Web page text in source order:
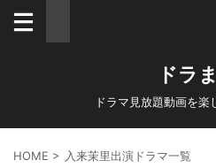
ドラ
ドラマ見放題動画を楽
HOME > 入来茉里出演ドラマ一覧